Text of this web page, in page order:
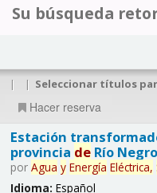
Su búsqueda
| | Seleccionar títulos
Hacer reserva
Estación
provincia deRío Negro
por Agua y Energía Eléctrica,
Idioma: Español